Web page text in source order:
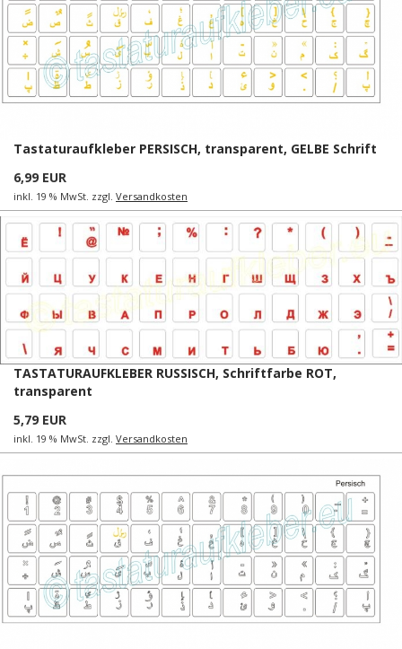
Tastaturaufkleber PERSISCH, transparent, GELBE Schrift
6,99 EUR
inkl. 19 % MwSt. zzgl. Versandkosten
TASTATURAUFKLEBER RUSSISCH, Schriftfarbe ROT,
transparent
5,79 EUR
inkl. 19 % MwSt. zzgl. Versandkosten